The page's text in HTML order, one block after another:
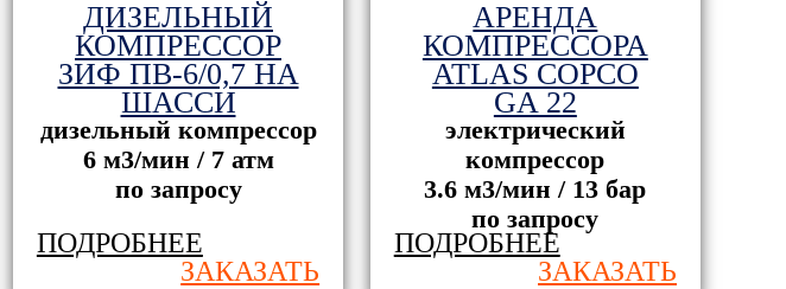
ДИЗЕЛЬНЫЙ
КОМПРЕССОР
ЗИФ ПВ-6/0,7 НА
ШАССИ
дизельный компрессор
6 м3/мин / 7 атм
по запросу
ПОДРОБНЕЕ
ЗАКАЗАТЬ
АРЕНДА
КОМПРЕССОРА
ATLAS COPCO
GA 22
электрический
компрессор
3.6 м3/мин / 13 бар
по запросу
ПОДРОБНЕЕ
ЗАКАЗАТЬ